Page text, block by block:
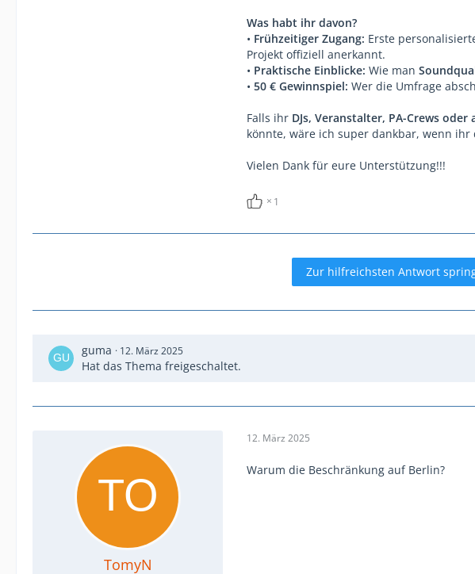
Was habt ihr davon?
• Frühzeitiger Zugang: Erste
Projekt offiziell anerkannt.
• Praktische Einblicke: Wie man
• 50 € Gewinnspiel: Wer die Umfrage
Falls ihr DJs, Veranstalter, PA-Crews oder
könnte, wäre ich super dankbar, wenn
Vielen Dank für eure Unterstützung!!!
1
Zur hilfreichsten Antwort
guma 12. März 2025
Hat das Thema freigeschaltet.
TomyN
12. März 2025
Warum die Beschränkung auf Berlin?